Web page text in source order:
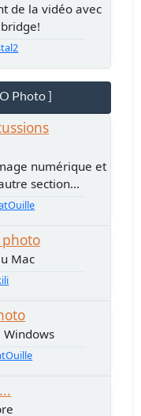
de la vidéo avec
Photo ]
numérique et
section...
photo
Mac
Windows